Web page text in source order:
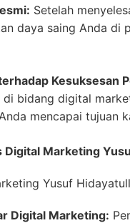
Setelah
daya saing Anda
Kesuksesan
di bidang digital
mencapai tujuan
Digital Marketing
Yusuf
Digital Marketing: